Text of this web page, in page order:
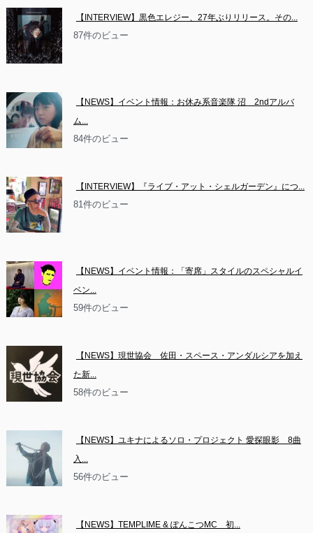
【INTERVIEW】黒色エレジー、27年ぶりリリース。その...
87件のビュー
【NEWS】イベント情報：お休み系音楽隊 沼　2ndアルバ
ム...
84件のビュー
【INTERVIEW】『ライブ・アット・シェルガーデン』につ...
81件のビュー
【NEWS】イベント情報：「寄席」スタイルのスペシャルイ
ベン...
59件のビュー
【NEWS】現世協会　佐田・スペース・アンダルシアを加え
た新...
58件のビュー
【NEWS】ユキナによるソロ・プロジェクト 愛探眼影　8曲
入...
56件のビュー
【NEWS】TEMPLIME & ぽんこつMC　初...